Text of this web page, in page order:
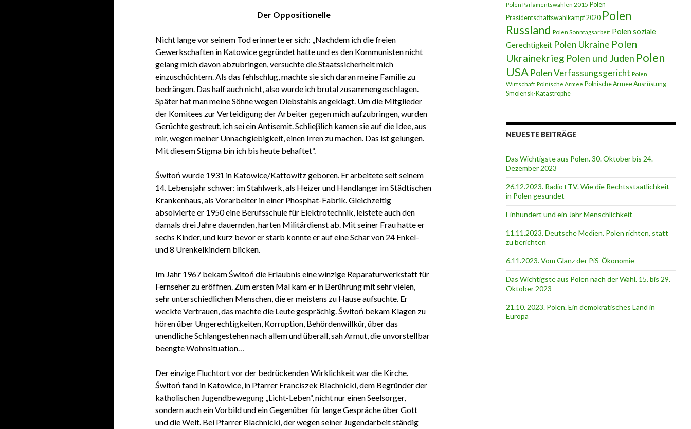
Der Oppositionelle
Nicht lange vor seinem Tod erinnerte er sich: „Nachdem ich die freien
Gewerkschaften in Katowice gegründet hatte und es den Kommunisten nicht
gelang mich davon abzubringen, versuchte die Staatssicherheit mich
einzuschüchtern. Als das fehlschlug, machte sie sich daran meine Familie zu
bedrängen. Das half auch nicht, also wurde ich brutal zusammengeschlagen.
Später hat man meine Söhne wegen Diebstahls angeklagt. Um die Mitglieder
der Komitees zur Verteidigung der Arbeiter gegen mich aufzubringen, wurden
Gerüchte gestreut, ich sei ein Antisemit. Schlieβlich kamen sie auf die Idee, aus
mir, wegen meiner Unnachgiebigkeit, einen Irren zu machen. Das ist gelungen.
Mit diesem Stigma bin ich bis heute behaftet“.
Świtoń wurde 1931 in Katowice/Kattowitz geboren. Er arbeitete seit seinem
14. Lebensjahr schwer: im Stahlwerk, als Heizer und Handlanger im Städtischen
Krankenhaus, als Vorarbeiter in einer Phosphat-Fabrik. Gleichzeitig
absolvierte er 1950 eine Berufsschule für Elektrotechnik, leistete auch den
damals drei Jahre dauernden, harten Militärdienst ab. Mit seiner Frau hatte er
sechs Kinder, und kurz bevor er starb konnte er auf eine Schar von 24 Enkel-
und 8 Urenkelkindern blicken.
Im Jahr 1967 bekam Świtoń die Erlaubnis eine winzige Reparaturwerkstatt für
Fernseher zu eröffnen. Zum ersten Mal kam er in Berührung mit sehr vielen,
sehr unterschiedlichen Menschen, die er meistens zu Hause aufsuchte. Er
weckte Vertrauen, das machte die Leute gesprächig. Świtoń bekam Klagen zu
hören über Ungerechtigkeiten, Korruption, Behördenwillkür, über das
unendliche Schlangestehen nach allem und überall, sah Armut, die unvorstellbar
beengte Wohnsituation…
Der einzige Fluchtort vor der bedrückenden Wirklichkeit war die Kirche.
Świtoń fand in Katowice, in Pfarrer Franciszek Blachnicki, dem Begründer der
katholischen Jugendbewegung „Licht-Leben“, nicht nur einen Seelsorger,
sondern auch ein Vorbild und ein Gegenüber für lange Gespräche über Gott
und die Welt. Bei Pfarrer Blachnicki, der wegen seiner Jugendarbeit ständig
Polen Parlamentswahlen 2015 Polen
Präsidentschaftswahlkampf 2020 Polen
Russland Polen Sonntagsarbeit Polen soziale
Gerechtigkeit Polen Ukraine Polen
Ukrainekrieg Polen und Juden Polen
USA Polen Verfassungsgericht Polen
Wirtschaft Polnische Armee Polnische Armee Ausrüstung
Smolensk-Katastrophe
NEUESTE BEITRÄGE
Das Wichtigste aus Polen. 30. Oktober bis 24.
Dezember 2023
26.12.2023. Radio+TV. Wie die Rechtsstaatlichkeit
in Polen gesundet
Einhundert und ein Jahr Menschlichkeit
11.11.2023. Deutsche Medien. Polen richten, statt
zu berichten
6.11.2023. Vom Glanz der PiS-Ӧkonomie
Das Wichtigste aus Polen nach der Wahl. 15. bis 29.
Oktober 2023
21.10. 2023. Polen. Ein demokratisches Land in
Europa